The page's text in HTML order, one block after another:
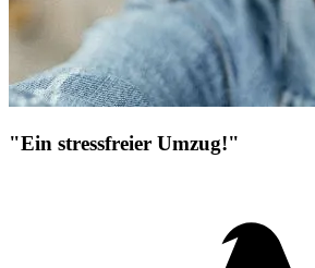
"Ein stressfreier Umzug!"